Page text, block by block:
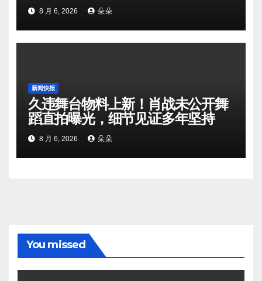
矛盾暗流涌动
8 月 6, 2026 朵朵
新闻快报
久违舞台物料上新！肖战未公开舞
蹈直拍曝光，细节见证多年坚持
8 月 6, 2026 朵朵
You missed